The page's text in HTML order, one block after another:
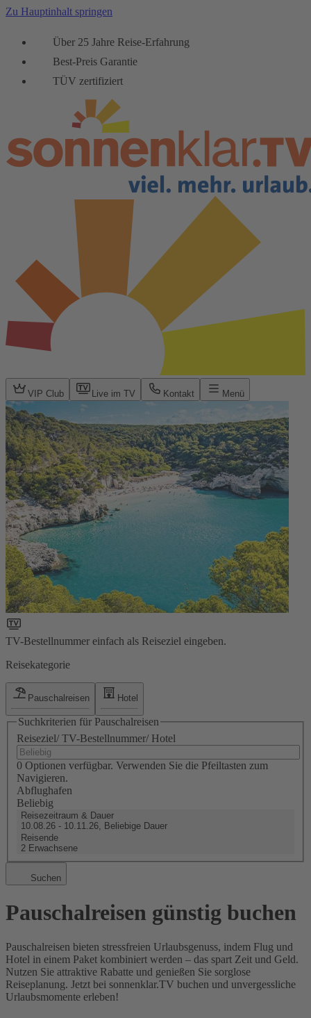
Zu Hauptinhalt springen
Über 25 Jahre Reise-Erfahrung
Best-Preis Garantie
TÜV zertifiziert
VIP Club Live im TV Kontakt Menü
TV-Bestellnummer einfach als Reiseziel eingeben.
Reisekategorie
Pauschalreisen Hotel
Suchkriterien für Pauschalreisen
Reiseziel/ TV-Bestellnummer/ Hotel
0 Optionen verfügbar. Verwenden Sie die Pfeiltasten zum
Navigieren.
Abflughafen
Beliebig
Reisezeitraum & Dauer
10.08.26 - 10.11.26, Beliebige Dauer
Reisende
2 Erwachsene
Suchen
Pauschalreisen günstig buchen
Pauschalreisen bieten stressfreien Urlaubsgenuss, indem Flug und
Hotel in einem Paket kombiniert werden – das spart Zeit und Geld.
Nutzen Sie attraktive Rabatte und genießen Sie sorglose
Reiseplanung. Jetzt bei sonnenklar.TV buchen und unvergessliche
Urlaubsmomente erleben!